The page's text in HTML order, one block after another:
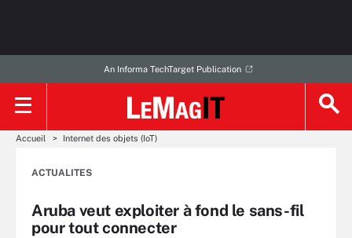
An Informa TechTarget Publication
Accueil Internet des objets (IoT)
ACTUALITES
Aruba veut exploiter à fond le sans-fil
pour tout connecter